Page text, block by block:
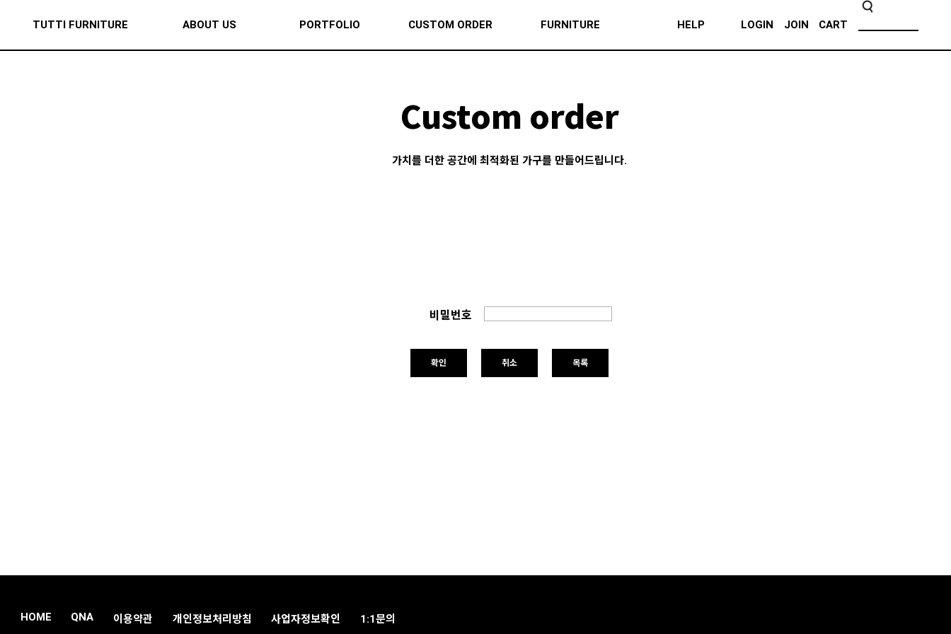
TUTTI FURNITURE ABOUT US PORTFOLIO CUSTOM ORDER FURNITURE HELP LOGIN JOIN CART
Custom order
가치를 더한 공간에 최적화된 가구를 만들어드립니다.
비밀번호
확인 취소 목록
HOME QNA 이용약관 개인정보처리방침 사업자정보확인 1:1문의